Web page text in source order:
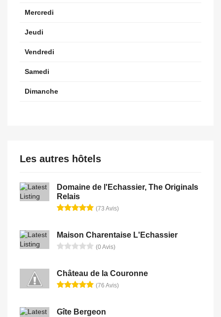
Mercredi
Jeudi
Vendredi
Samedi
Dimanche
Les autres hôtels
Domaine de l'Echassier, The Originals
Relais
(73 Avis)
Maison Charentaise L'Echassier
(0 Avis)
Château de la Couronne
(76 Avis)
Gîte Bergeon